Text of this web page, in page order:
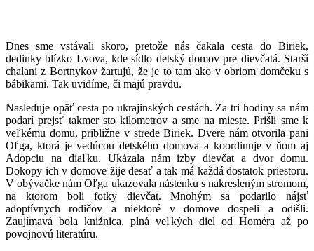
Dnes sme vstávali skoro, pretože nás čakala cesta do Biriek,
dedinky blízko Lvova, kde sídlo detský domov pre dievčatá. Starší
chalani z Bortnykov žartujú, že je to tam ako v obriom domčeku s
bábikami. Tak uvidíme, či majú pravdu.
Nasleduje opäť cesta po ukrajinských cestách. Za tri hodiny sa nám
podarí prejsť takmer sto kilometrov a sme na mieste. Prišli sme k
veľkému domu, približne v strede Biriek. Dvere nám otvorila pani
Oľga, ktorá je vedúcou detského domova a koordinuje v ňom aj
Adopciu na diaľku. Ukázala nám izby dievčat a dvor domu.
Dokopy ich v domove žije desať a tak má každá dostatok priestoru.
V obývačke nám Oľga ukazovala nástenku s nakresleným stromom,
na ktorom boli fotky dievčat. Mnohým sa podarilo nájsť
adoptívnych rodičov a niektoré v domove dospeli a odišli.
Zaujímavá bola knižnica, plná veľkých diel od Homéra až po
povojnovú literatúru.